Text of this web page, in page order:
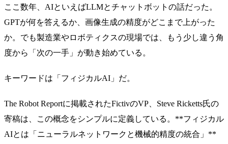
ここ数年、AIといえばLLMとチャットボットの話だった。
GPTが何を答えるか、画像生成の精度がどこまで上がった
か。でも製造業やロボティクスの現場では、もう少し違う角
度から「次の一手」が動き始めている。
キーワードは「フィジカルAI」だ。
The Robot Reportに掲載されたFictivのVP、Steve Ricketts氏の
寄稿は、この概念をシンプルに定義している。**フィジカル
AIとは「ニューラルネットワークと機械的精度の統合」**